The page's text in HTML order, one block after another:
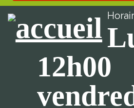
12h00